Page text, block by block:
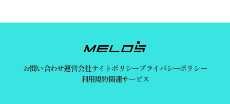
お問い合わせ運営会社サイトポリシープライバシーポリシー
利用規約関連サービス